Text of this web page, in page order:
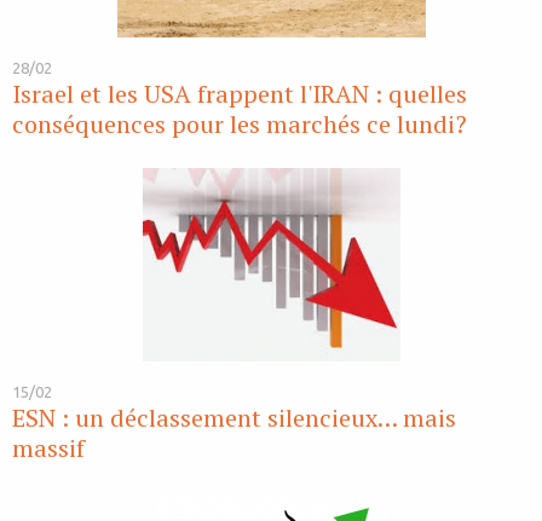
28/02
Israel et les USA frappent l'IRAN : quelles
conséquences pour les marchés ce lundi?
15/02
ESN : un déclassement silencieux… mais
massif